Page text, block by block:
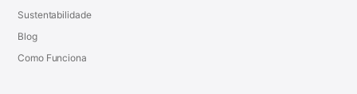
Sustentabilidade
Blog
Como Funciona